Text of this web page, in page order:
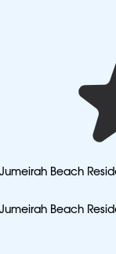
Jumeirah Beach
Jumeirah Beach